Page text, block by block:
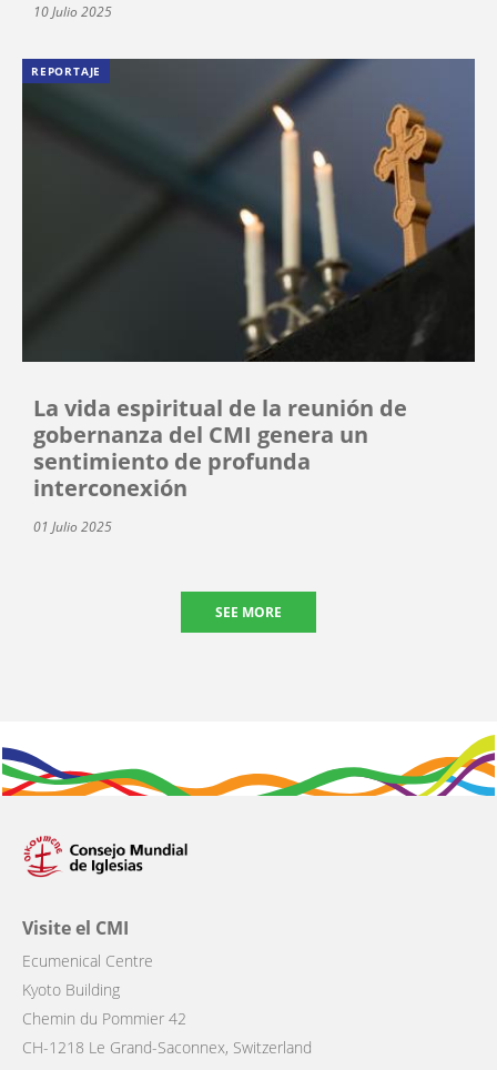
10 Julio 2025
REPORTAJE
La vida espiritual de la reunión de
gobernanza del CMI genera un
sentimiento de profunda
interconexión
01 Julio 2025
SEE MORE
Visite el CMI
Ecumenical Centre
Kyoto Building
Chemin du Pommier 42
CH-1218 Le Grand-Saconnex, Switzerland